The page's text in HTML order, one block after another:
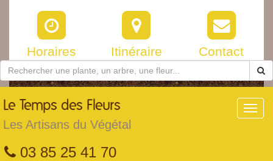
Horaires Itinéraire Contact
Le Temps des Fleurs
Les Artisans du Végétal
03 85 25 41 70